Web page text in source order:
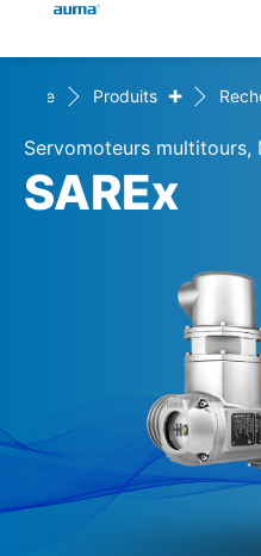
Produits
Solutions
Global
Europe
Amérique du
Recherche
Home Produits +
Servomoteurs
SAREx